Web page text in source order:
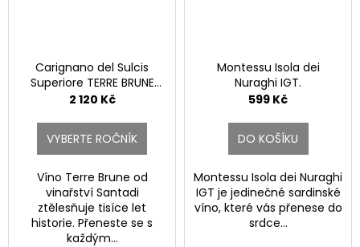
Carignano del Sulcis
Superiore TERRE BRUNE
DOC.
2 120 Kč
VYBERTE ROČNÍK
Víno Terre Brune od
vinařství Santadi
ztělesňuje tisíce let
historie. Přeneste se s
každým...
Montessu Isola dei
Nuraghi IGT.
599 Kč
DO KOŠÍKU
Montessu Isola dei Nuraghi
IGT je jedinečné sardinské
víno, které vás přenese do
srdce...